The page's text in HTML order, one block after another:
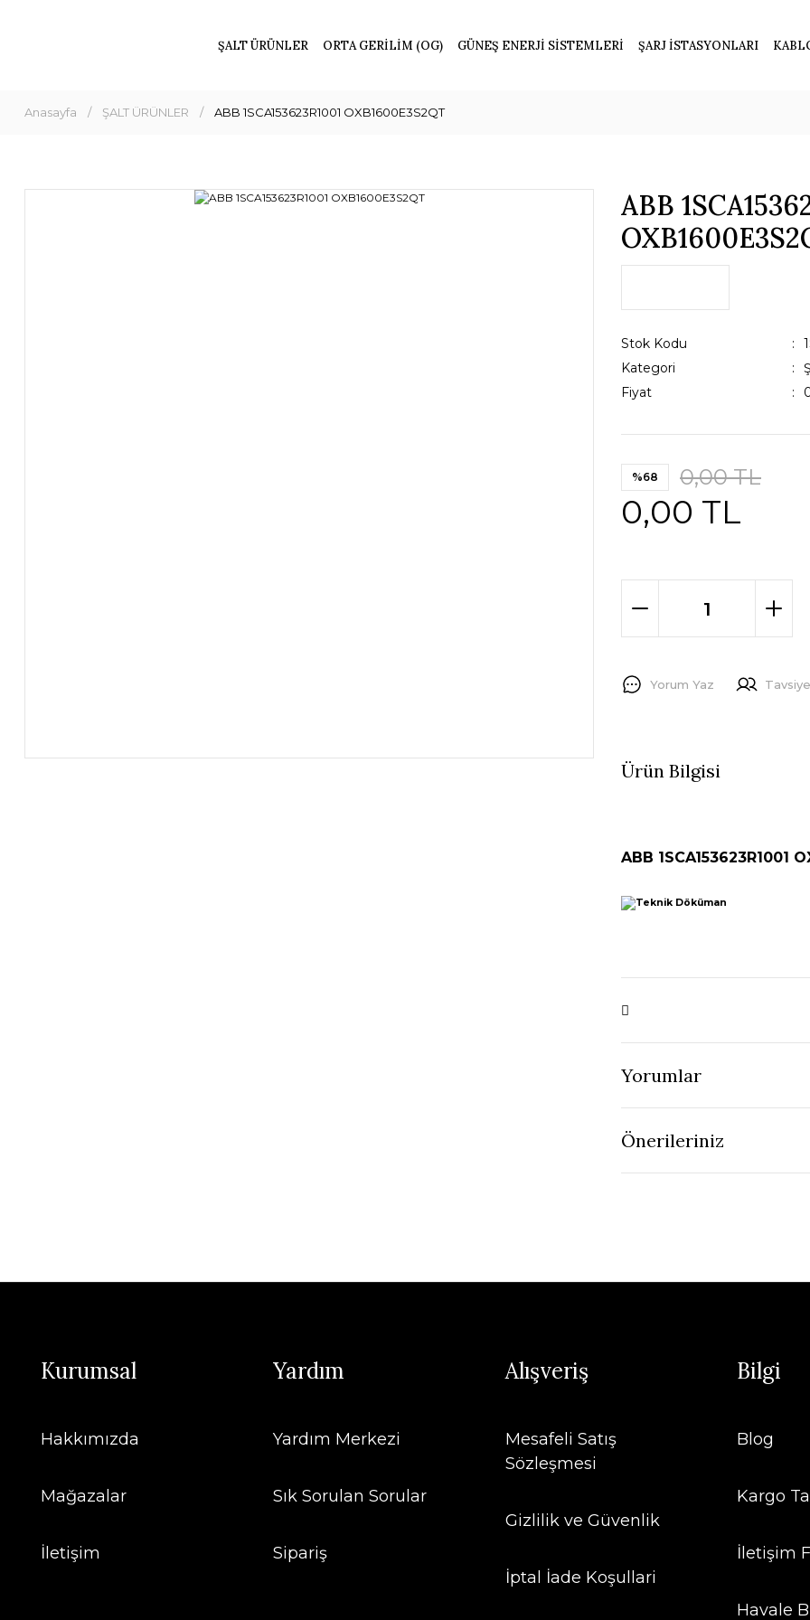
ŞALT ÜRÜNLER ORTA GERİLİM (OG) GÜNEŞ ENERJİ SİSTEMLERİ ŞARJ İSTASYONLARI
Anasayfa ŞALT ÜRÜNLER ABB 1SCA153623R1001 OXB1600E3S2QT
ABB
Stok Kodu
Kategori
Fiyat
%68 0,00 TL
0,00 TL
Yorum Yaz
Ürün Bilgisi
ABB 1SCA153623R1001
Yorumlar
Önerileriniz
Kurumsal
Hakkımızda
Mağazalar
İletişim
Yardım
Yardım Merkezi
Sık Sorulan Sorular
Sipariş
Alışveriş
Mesafeli Satış
Sözleşmesi
Gizlilik ve Güvenlik
İptal İade Koşullari
Bilgi
Blog
Kargo
İletişim
Havale